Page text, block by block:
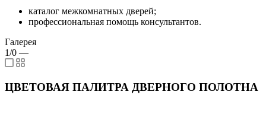
каталог межкомнатных дверей;
профессиональная помощь консультантов.
Галерея
1/0 —
ЦВЕТОВАЯ ПАЛИТРА ДВЕРНОГО ПОЛОТНА